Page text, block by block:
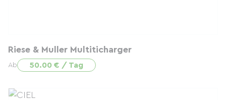
Riese & Muller Multiticharger
Ab 50.00 € / Tag